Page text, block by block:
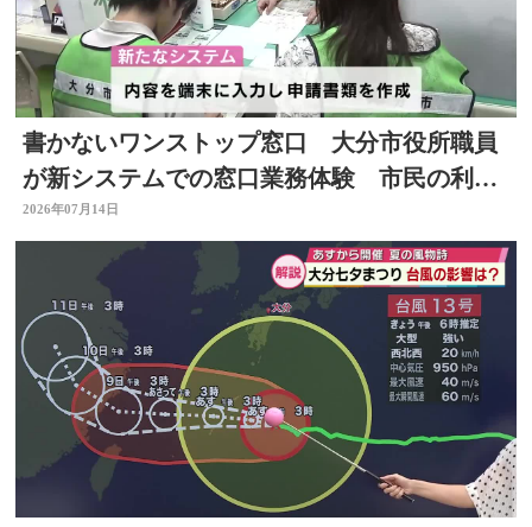
書かないワンストップ窓口 大分市役所職員
が新システムでの窓口業務体験 市民の利便
性向上と業務効率化へ
2026年07月14日